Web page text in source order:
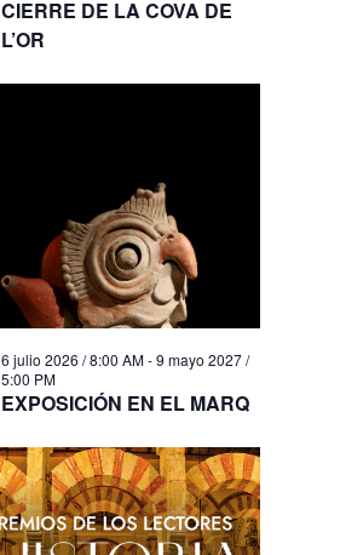
CIERRE DE LA COVA DE
L’OR
EXPOSICIÓN EN EL MARQ
6 julio 2026 / 8:00 AM-9 mayo 2027 /
5:00 PM